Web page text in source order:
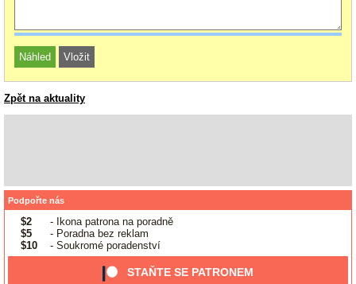
Zpět na aktuality
Podpořte nás
$2
- Ikona patrona na poradně
$5
- Poradna bez reklam
$10
- Soukromé poradenství
STAŇTE SE PATRONEM